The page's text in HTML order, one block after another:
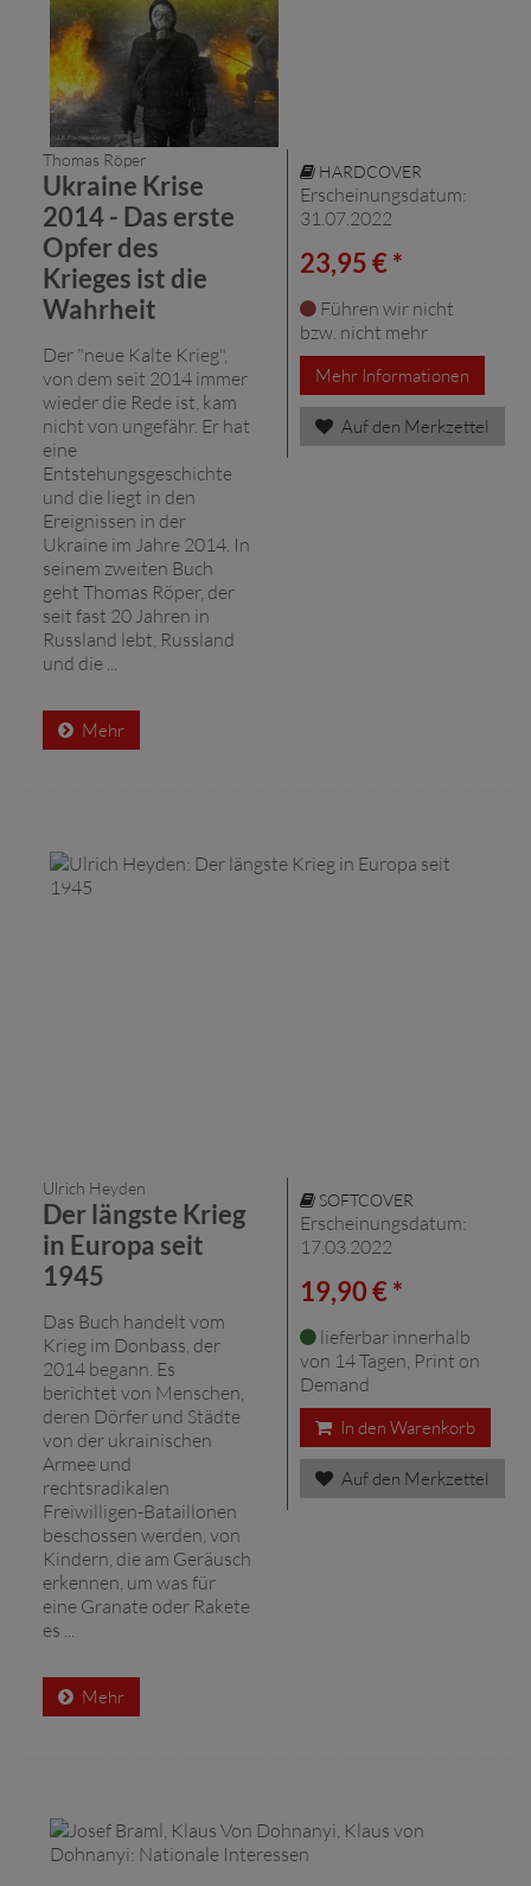
Thomas Röper
Ukraine Krise
2014 - Das erste
Opfer des
Krieges ist die
Wahrheit
Der "neue Kalte Krieg",
von dem seit 2014 immer
wieder die Rede ist, kam
nicht von ungefähr. Er hat
eine
Entstehungsgeschichte
und die liegt in den
Ereignissen in der
Ukraine im Jahre 2014. In
seinem zweiten Buch
geht Thomas Röper, der
seit fast 20 Jahren in
Russland lebt, Russland
und die ...
Mehr
HARDCOVER
Erscheinungsdatum:
31.07.2022
23,95 € *
Führen wir nicht
bzw. nicht mehr
Mehr Informationen
Auf den Merkzettel
Ulrich Heyden
Der längste Krieg
in Europa seit
1945
Das Buch handelt vom
Krieg im Donbass, der
2014 begann. Es
berichtet von Menschen,
deren Dörfer und Städte
von der ukrainischen
Armee und
rechtsradikalen
Freiwilligen-Bataillonen
beschossen werden, von
Kindern, die am Geräusch
erkennen, um was für
eine Granate oder Rakete
es ...
Mehr
SOFTCOVER
Erscheinungsdatum:
17.03.2022
19,90 € *
lieferbar innerhalb
von 14 Tagen, Print on
Demand
In den Warenkorb
Auf den Merkzettel